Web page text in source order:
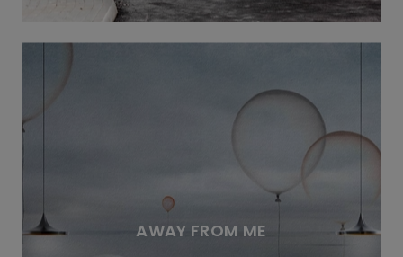
AWAY FROM ME